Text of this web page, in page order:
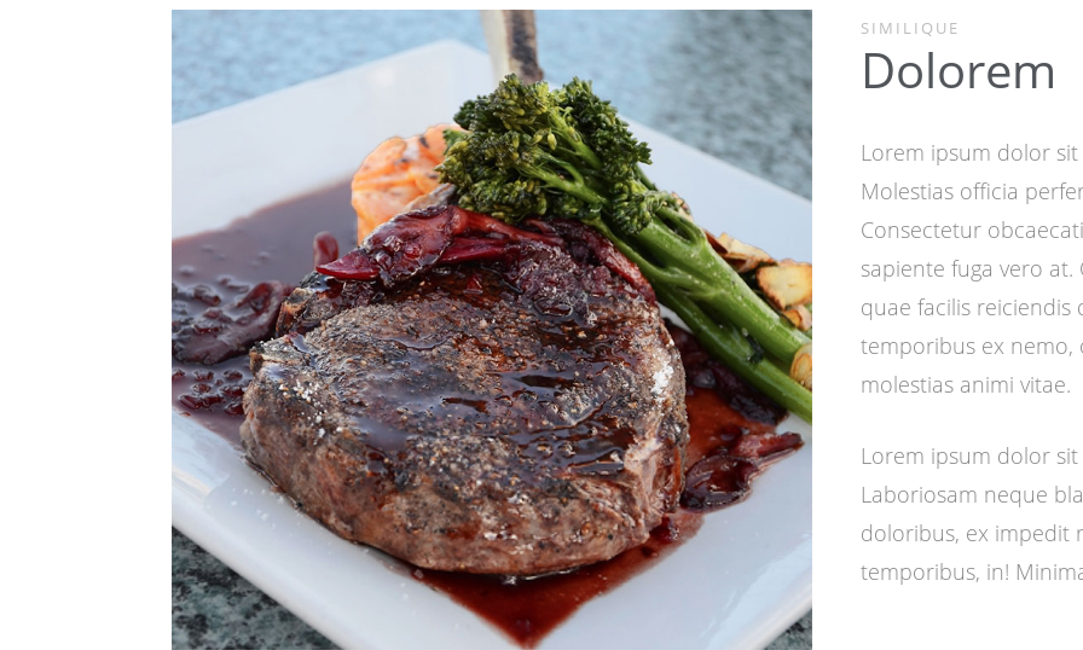
SIMILIQUE
Dolorem
Lorem ipsum dolor
Molestias officia
Consectetur
sapiente fuga vero
quae facilis
temporibus ex nemo,
molestias animi vitae.
Lorem ipsum dolor
Laboriosam neque
doloribus, ex impedit
temporibus, in!